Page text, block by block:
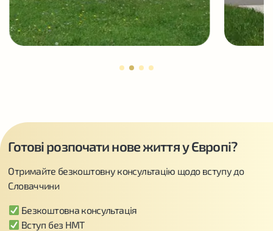
Готові розпочати нове життя у Європі?
Отримайте безкоштовну консультацію щодо вступу до
Словаччини
Безкоштовна консультація
Вступ без НМТ